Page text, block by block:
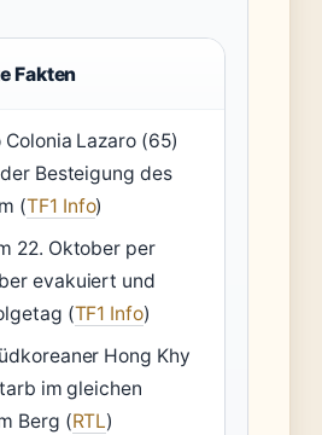
Fakten
Lazaro (65)
Besteigung des
(TF1 Info)
22. Oktober per
evakuiert und
(TF1 Info)
Hong Khy
im gleichen
Berg (RTL)